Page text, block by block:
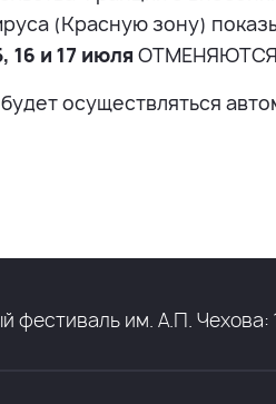
(Красную зону)
16 и 17 июля
осуществляться
им. А.П. Чехова: